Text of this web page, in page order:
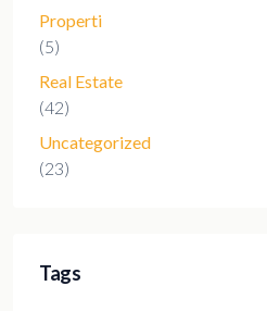
Properti
(5)
Real Estate
(42)
Uncategorized
(23)
Tags